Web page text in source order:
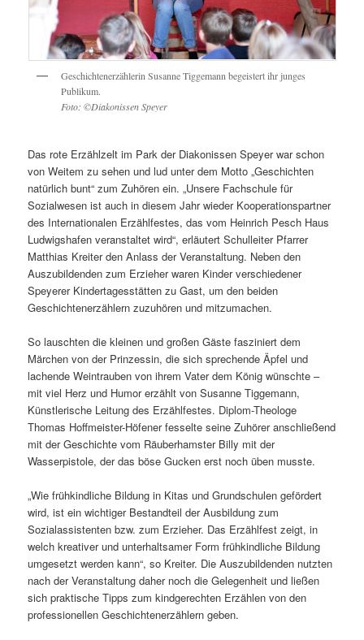
Geschichtenerzählerin Susanne Tiggemann begeistert ihr junges
Publikum.
Foto: ©Diakonissen Speyer
Das rote Erzählzelt im Park der Diakonissen Speyer war schon
von Weitem zu sehen und lud unter dem Motto „Geschichten
natürlich bunt“ zum Zuhören ein. „Unsere Fachschule für
Sozialwesen ist auch in diesem Jahr wieder Kooperationspartner
des Internationalen Erzählfestes, das vom Heinrich Pesch Haus
Ludwigshafen veranstaltet wird“, erläutert Schulleiter Pfarrer
Matthias Kreiter den Anlass der Veranstaltung. Neben den
Auszubildenden zum Erzieher waren Kinder verschiedener
Speyerer Kindertagesstätten zu Gast, um den beiden
Geschichtenerzählern zuzuhören und mitzumachen.
So lauschten die kleinen und großen Gäste fasziniert dem
Märchen von der Prinzessin, die sich sprechende Äpfel und
lachende Weintrauben von ihrem Vater dem König wünschte –
mit viel Herz und Humor erzählt von Susanne Tiggemann,
Künstlerische Leitung des Erzählfestes. Diplom-Theologe
Thomas Hoffmeister-Höfener fesselte seine Zuhörer anschließend
mit der Geschichte vom Räuberhamster Billy mit der
Wasserpistole, der das böse Gucken erst noch üben musste.
„Wie frühkindliche Bildung in Kitas und Grundschulen gefördert
wird, ist ein wichtiger Bestandteil der Ausbildung zum
Sozialassistenten bzw. zum Erzieher. Das Erzählfest zeigt, in
welch kreativer und unterhaltsamer Form frühkindliche Bildung
umgesetzt werden kann“, so Kreiter. Die Auszubildenden nutzten
nach der Veranstaltung daher noch die Gelegenheit und ließen
sich praktische Tipps zum kindgerechten Erzählen von den
professionellen Geschichtenerzählern geben.